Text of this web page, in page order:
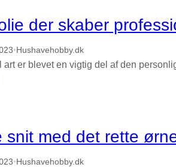
der skaber
•Hushavehobby.dk
art er blevet en vigtig del af den
snit med det rette
•Hushavehobby.dk